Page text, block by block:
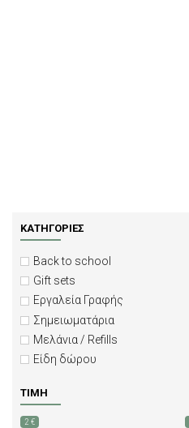
ΚΑΤΗΓΟΡΊΕΣ
Back to school
Gift sets
Εργαλεία Γραφής
Σημειωματάρια
Μελάνια / Refills
Είδη δώρου
ΤΙΜΉ
2 €